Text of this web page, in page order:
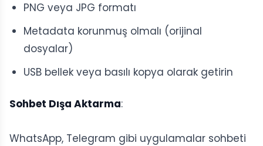
PNG veya JPG formatı
Metadata korunmuş olmalı (orijinal
dosyalar)
USB bellek veya basılı kopya olarak getirin
Sohbet Dışa Aktarma:
WhatsApp, Telegram gibi uygulamalar sohbeti